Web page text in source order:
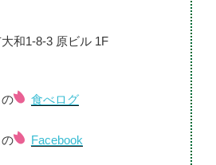
和1-8-3 原ビル 1F
食べログ
Facebook